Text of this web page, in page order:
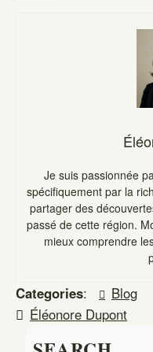
Je suis passionnée
spécifiquement par la
partager des
passé de cette région.
mieux comprendre
Categories:
Blog
Éléonore Dupont